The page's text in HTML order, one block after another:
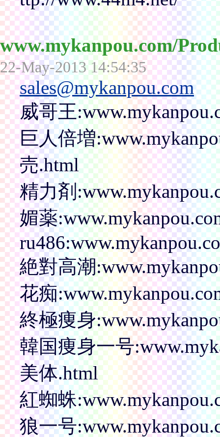
www.mykanpou.com/
22-May-2013 14:54:35
sales@mykanpou.com
威哥王
巨人倍増
売.html
精力剤
媚薬
絶對高潮
花痴
終極痩身
韓国痩身一号
美体.html
紅蜘蛛
狼一号